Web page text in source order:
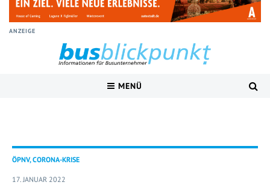
ANZEIGE
MENÜ
ÖPNV, CORONA-KRISE
17. JANUAR 2022